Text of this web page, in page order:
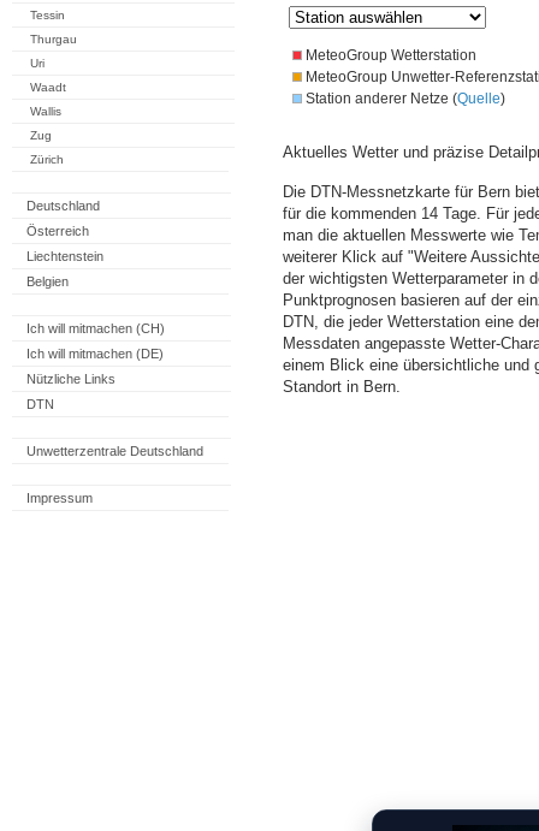
Tessin
Thurgau
Uri
Waadt
Wallis
Zug
Zürich
Deutschland
Österreich
Liechtenstein
Belgien
Ich will mitmachen (CH)
Ich will mitmachen (DE)
Nützliche Links
DTN
Unwetterzentrale Deutschland
Impressum
MeteoGroup Wetterstation
MeteoGroup Unwetter-
Station anderer Netze (Quelle)
Aktuelles Wetter und präzise
Die DTN-Messnetzkarte für Bern
für die kommenden 14 Tage. Für
man die aktuellen Messwerte wie
weiterer Klick auf "Weitere
der wichtigsten Wetterparameter in
Punktprognosen basieren auf der
DTN, die jeder Wetterstation eine
Messdaten angepasste Wetter-
einem Blick eine übersichtliche und
Standort in Bern.